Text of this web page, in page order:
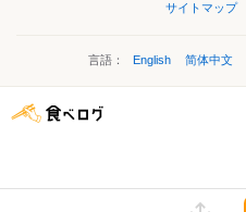
サイトマップ
言語： English 简体中文